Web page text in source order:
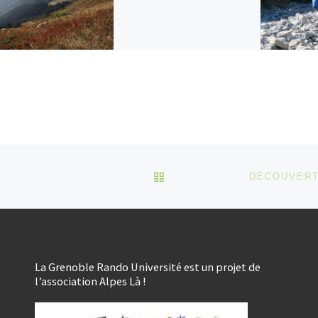
RETOUR À LA LISTE DES
La Grenoble Rando Université est un projet de
l’association Alpes Là !